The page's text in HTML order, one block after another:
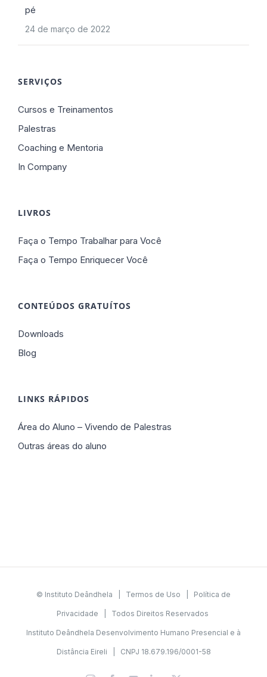
pé
24 de março de 2022
SERVIÇOS
Cursos e Treinamentos
Palestras
Coaching e Mentoria
In Company
LIVROS
Faça o Tempo Trabalhar para Você
Faça o Tempo Enriquecer Você
CONTEÚDOS GRATUÍTOS
Downloads
Blog
LINKS RÁPIDOS
Área do Aluno – Vivendo de Palestras
Outras áreas do aluno
© Instituto Deândhela | Termos de Uso Política de
Privacidade | Todos Direitos Reservados
Instituto Deândhela Desenvolvimento Humano Presencial e à
Distância Eireli | CNPJ 18.679.196/0001-58